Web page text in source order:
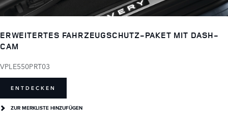
ERWEITERTES FAHRZEUGSCHUTZ-PAKET MIT DASH-
CAM
VPLE550PRT03
ENTDECKEN
ZUR MERKLISTE HINZUFÜGEN